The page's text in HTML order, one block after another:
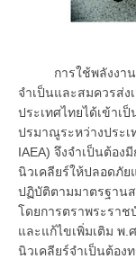
การใช้พลังงานนิ
จำเป็นและสมควรส่ง
ประเทศไทยได้เข้าเ
ปรมาณูระหว่างประเ
IAEA) จึงจำเป็นต้อ
นิวเคลียร์ให้ปลอดภั
ปฏิบัติตามมาตรฐาน
โดยการตราพระรา
และแก้ไขเพิ่มเติม พ
นิวเคลียร์จำเป็นต้อ